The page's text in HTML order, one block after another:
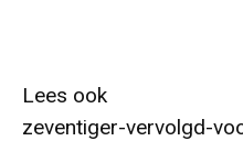
Lees ook
zeventiger-vervolgd-